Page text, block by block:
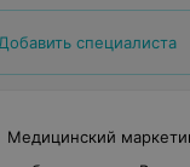
Добавить специалиста
Медицинский